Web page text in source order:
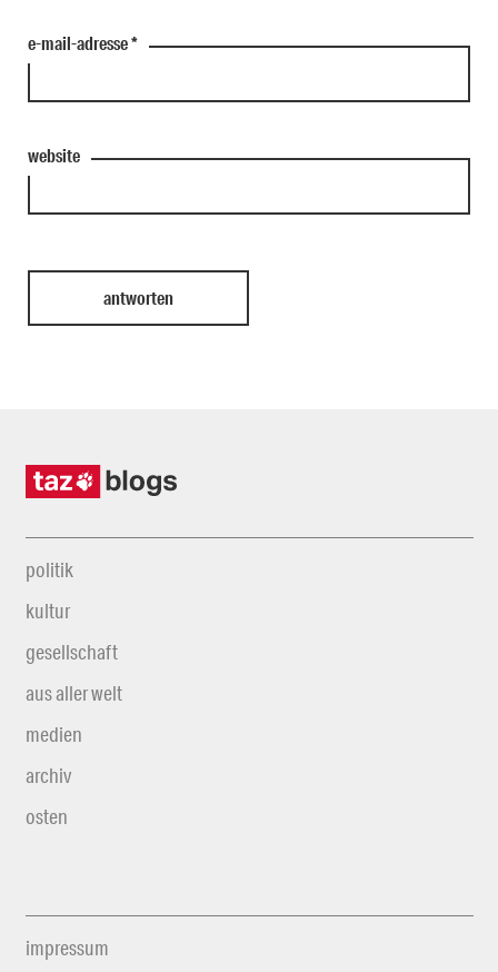
e-mail-adresse*
website
politik
kultur
gesellschaft
aus aller welt
medien
archiv
osten
impressum